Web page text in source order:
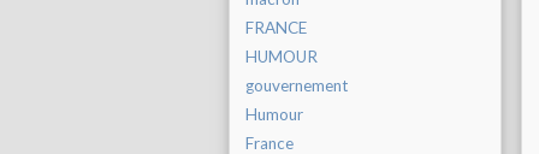
FRANCE
HUMOUR
gouvernement
Humour
France